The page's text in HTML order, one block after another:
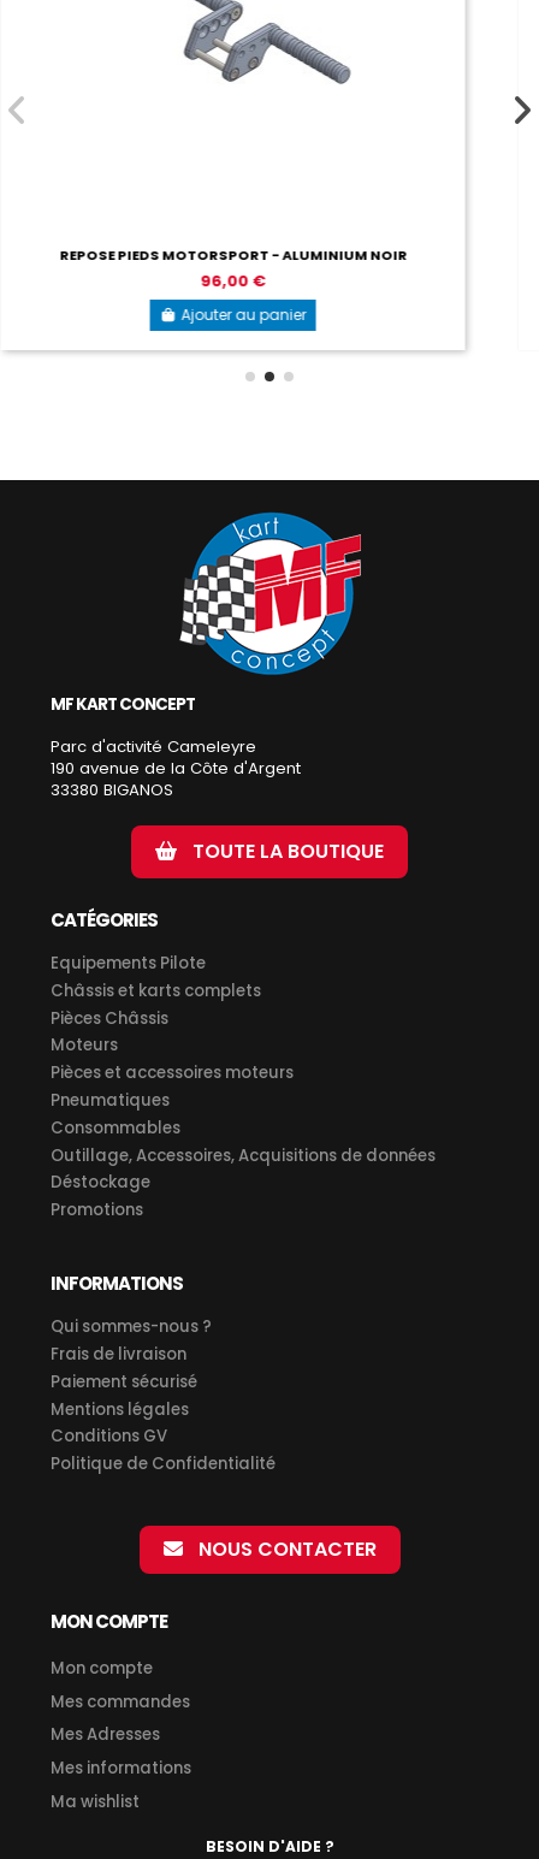
102,00 €
Ajouter au panier
MF KART CONCEPT
Parc d'activité Cameleyre
190 avenue de la Côte d'Argent
33380 BIGANOS
TOUTE LA BOUTIQUE
CATÉGORIES
Equipements Pilote
Châssis et karts complets
Pièces Châssis
Moteurs
Pièces et accessoires moteurs
Pneumatiques
Consommables
Outillage, Accessoires, Acquisitions de données
Déstockage
Promotions
INFORMATIONS
Qui sommes-nous ?
Frais de livraison
Paiement sécurisé
Mentions légales
Conditions GV
Politique de Confidentialité
NOUS CONTACTER
MON COMPTE
Mon compte
Mes commandes
Mes Adresses
Mes informations
Ma wishlist
BESOIN D'AIDE ?